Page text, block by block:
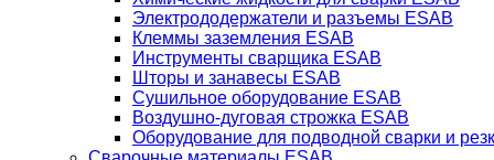
Электрододержатели и разъемы ESAB
Клеммы заземления ESAB
Инструменты сварщика ESAB
Шторы и занавесы ESAB
Сушильное оборудование ESAB
Воздушно-дуговая строжка ESAB
Оборудование для подводной сварки и